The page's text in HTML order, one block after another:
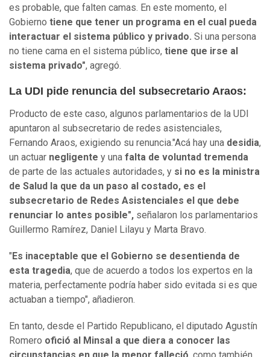
es probable, que falten camas. En este momento, el
Gobierno tiene que tener un programa en el cual pueda
interactuar el sistema público y privado. Si una persona
no tiene cama en el sistema público, tiene que irse al
sistema privado", agregó.
La UDI pide renuncia del subsecretario Araos:
Producto de este caso, algunos parlamentarios de la UDI
apuntaron al subsecretario de redes asistenciales,
Fernando Araos, exigiendo su renuncia."Acá hay una desidia,
un actuar negligente y una falta de voluntad tremenda
de parte de las actuales autoridades, y si no es la ministra
de Salud la que da un paso al costado, es el
subsecretario de Redes Asistenciales el que debe
renunciar lo antes posible", señalaron los parlamentarios
Guillermo Ramírez, Daniel Lilayu y Marta Bravo.
" Es inaceptable que el Gobierno se desentienda de
esta tragedia, que de acuerdo a todos los expertos en la
materia, perfectamente podría haber sido evitada si es que
actuaban a tiempo", añadieron.
En tanto, desde el Partido Republicano, el diputado Agustín
Romero ofició al Minsal a que diera a conocer las